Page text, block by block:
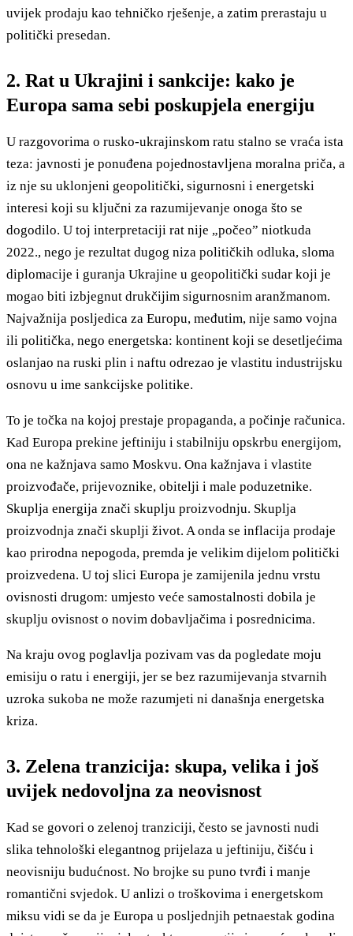
uvijek prodaju kao tehničko rješenje, a zatim prerastaju u
politički presedan.
2. Rat u Ukrajini i sankcije: kako je
Europa sama sebi poskupjela energiju
U razgovorima o rusko-ukrajinskom ratu stalno se vraća ista
teza: javnosti je ponuđena pojednostavljena moralna priča, a
iz nje su uklonjeni geopolitički, sigurnosni i energetski
interesi koji su ključni za razumijevanje onoga što se
dogodilo. U toj interpretaciji rat nije „počeo” niotkuda
2022., nego je rezultat dugog niza političkih odluka, sloma
diplomacije i guranja Ukrajine u geopolitički sudar koji je
mogao biti izbjegnut drukčijim sigurnosnim aranžmanom.
Najvažnija posljedica za Europu, međutim, nije samo vojna
ili politička, nego energetska: kontinent koji se desetljećima
oslanjao na ruski plin i naftu odrezao je vlastitu industrijsku
osnovu u ime sankcijske politike.
To je točka na kojoj prestaje propaganda, a počinje računica.
Kad Europa prekine jeftiniju i stabilniju opskrbu energijom,
ona ne kažnjava samo Moskvu. Ona kažnjava i vlastite
proizvođače, prijevoznike, obitelji i male poduzetnike.
Skuplja energija znači skuplju proizvodnju. Skuplja
proizvodnja znači skuplji život. A onda se inflacija prodaje
kao prirodna nepogoda, premda je velikim dijelom politički
proizvedena. U toj slici Europa je zamijenila jednu vrstu
ovisnosti drugom: umjesto veće samostalnosti dobila je
skuplju ovisnost o novim dobavljačima i posrednicima.
Na kraju ovog poglavlja pozivam vas da pogledate moju
emisiju o ratu i energiji, jer se bez razumijevanja stvarnih
uzroka sukoba ne može razumjeti ni današnja energetska
kriza.
3. Zelena tranzicija: skupa, velika i još
uvijek nedovoljna za neovisnost
Kad se govori o zelenoj tranziciji, često se javnosti nudi
slika tehnološki elegantnog prijelaza u jeftiniju, čišću i
neovisniju budućnost. No brojke su puno tvrđi i manje
romantični svjedok. U anlizi o troškovima i energetskom
miksu vidi se da je Europa u posljednjih petnaestak godina